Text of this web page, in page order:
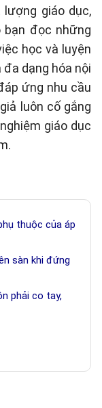
giáo dục,
đọc những
học và luyện
dạng hóa nội
ứng nhu cầu
luôn cố gắng
giáo dục
thuộc của áp
sàn khi đứng
phải co tay,